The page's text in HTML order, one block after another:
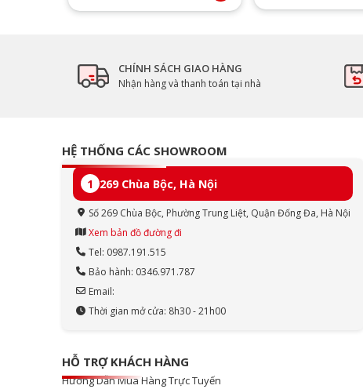
CHÍNH SÁCH GIAO HÀNG
Nhận hàng và thanh toán tại nhà
HỆ THỐNG CÁC SHOWROOM
1 269 Chùa Bộc, Hà Nội
Số 269 Chùa Bộc, Phường Trung Liệt, Quận Đống Đa, Hà Nội
Xem bản đồ đường đi
Tel: 0987.191.515
Bảo hành: 0346.971.787
Email:
Thời gian mở cửa: 8h30 - 21h00
HỖ TRỢ KHÁCH HÀNG
Hướng Dẫn Mua Hàng Trực Tuyến